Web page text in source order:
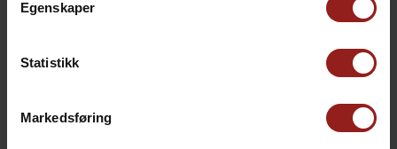
Egenskaper
Statistikk
Markedsføring